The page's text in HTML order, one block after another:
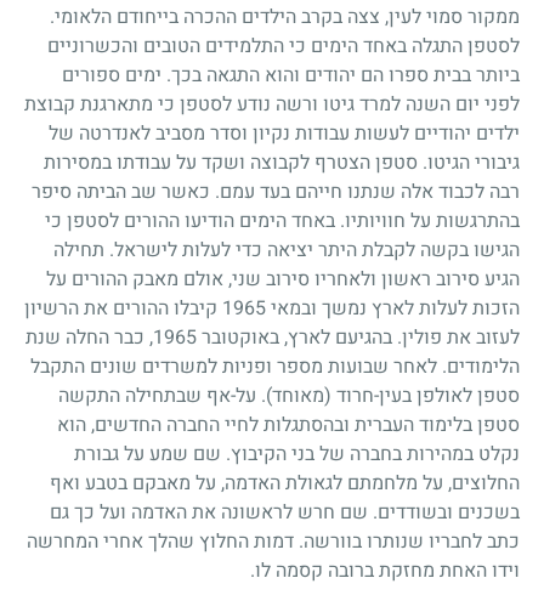
ממקור סמוי לעין, צצה בקרב הילדים ההכרה בייחודם הלאומי.
לסטפן התגלה באחד הימים כי התלמידים הטובים והכשרוניים
ביותר בבית ספרו הם יהודים והוא התגאה בכך. ימים ספורים
לפני יום השנה למרד גיטו ורשה נודע לסטפן כי מתארגנת קבוצת
ילדים יהודיים לעשות עבודות נקיון וסדר מסביב לאנדרטה של
גיבורי הגיטו. סטפן הצטרף לקבוצה ושקד על עבודתו במסירות
רבה לכבוד אלה שנתנו חייהם בעד עמם. כאשר שב הביתה סיפר
בהתרגשות על חוויותיו. באחד הימים הודיעו ההורים לסטפן כי
הגישו בקשה לקבלת היתר יציאה כדי לעלות לישראל. תחילה
הגיע סירוב ראשון ולאחריו סירוב שני, אולם מאבק ההורים על
הזכות לעלות לארץ נמשך ובמאי1965 קיבלו ההורים את הרשיון
לעזוב את פולין. בהגיעם לארץ, באוקטובר1965, כבר החלה שנת
הלימודים. לאחר שבועות מספר ופניות למשרדים שונים התקבל
סטפן לאולפן בעין-חרוד (מאוחד). על-אף שבתחילה התקשה
סטפן בלימוד העברית ובהסתגלות לחיי החברה החדשים, הוא
נקלט במהירות בחברה של בני הקיבוץ. שם שמע על גבורת
החלוצים, על מלחמתם לגאולת האדמה, על מאבקם בטבע ואף
בשכנים ובשודדים. שם חרש לראשונה את האדמה ועל כך גם
כתב לחבריו שנותרו בוורשה. דמות החלוץ שהלך אחרי המחרשה
וידו האחת מחזקת ברובה קסמה לו.